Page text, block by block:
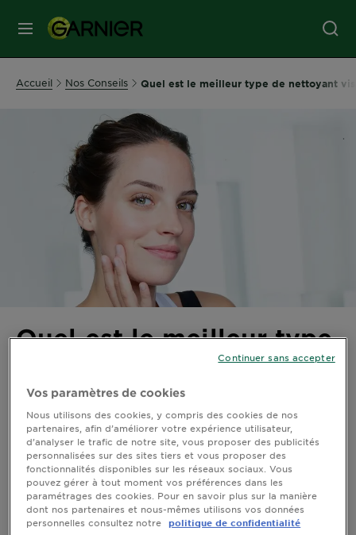
MENU
SOINS
CHEVEUX
COLORATION
SOLAIRE
SERVICES
NOS
ENGAGEMENTS
Explorer
Au coeur
de
Accueil Nos Conseils Quel est le meilleur type de nettoyant
Quel est le meilleur type
de nettoyant visage pour
les peaux à tendance
acnéique ? Nos 5
meilleures suggestions
Dernière mise à jour juin 28, 2021
Vos paramètres de cookies
Nous utilisons des cookies, y compris des cookies de nos
partenaires, afin d’améliorer votre expérience utilisateur,
d’analyser le trafic de notre site, vous proposer des publicités
personnalisées sur des sites tiers et vous proposer des
fonctionnalités disponibles sur les réseaux sociaux. Vous
pouvez gérer à tout moment vos préférences dans les
paramétrages des cookies. Pour en savoir plus sur la manière
dont nos partenaires et nous-mêmes utilisons vos données
personnelles consultez notre
politique de confidentialité
Continuer sans accepter